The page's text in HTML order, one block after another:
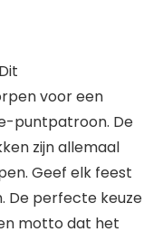
voor een
puntpatroon. De
zijn allemaal
Geef elk feest
De perfecte keuze
motto dat het